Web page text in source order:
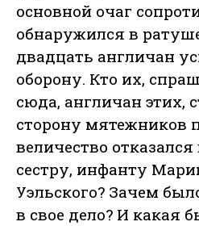
основной очаг
обнаружился в
двадцать англичан
оборону. Кто их,
сюда, англичан этих,
сторону мятежников
величество
сестру, инфанту
Уэльского? Зачем
в свое дело? И какая